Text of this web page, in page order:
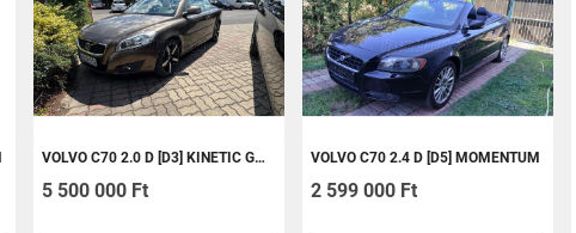
VOLVO C70 2.0 D [D3] KINETIC GEARTRONIC
5 500 000 Ft
VOLVO C70 2.4 D [D5] MOMENTUM
2 599 000 Ft